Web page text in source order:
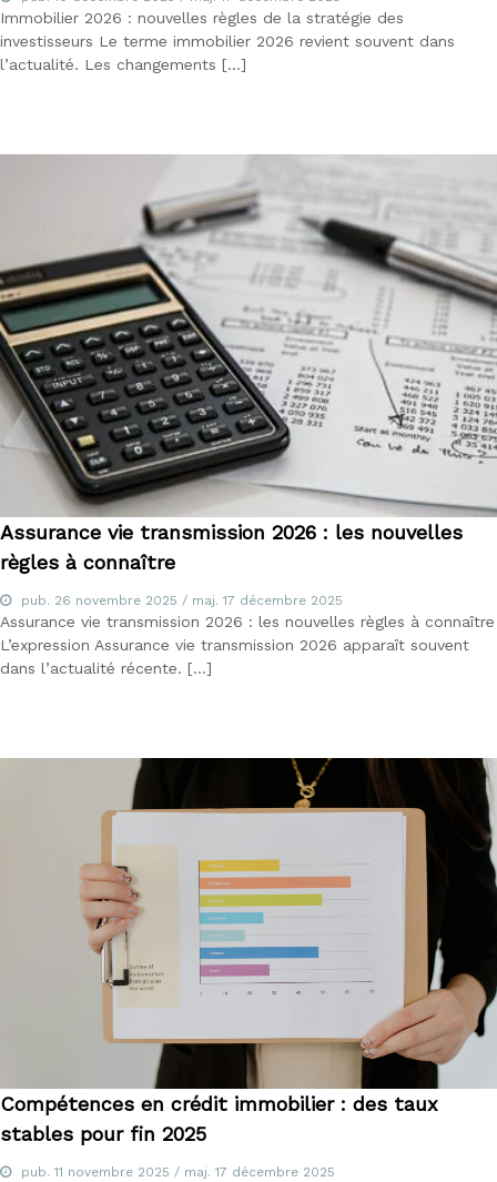
Immobilier 2026 : nouvelles règles de la stratégie des
investisseurs Le terme immobilier 2026 revient souvent dans
l’actualité. Les changements […]
Assurance vie transmission 2026 : les nouvelles
règles à connaître
pub. 26 novembre 2025 / maj. 17 décembre 2025
Assurance vie transmission 2026 : les nouvelles règles à connaître
L’expression Assurance vie transmission 2026 apparaît souvent
dans l’actualité récente. […]
Compétences en crédit immobilier : des taux
stables pour fin 2025
pub. 11 novembre 2025 / maj. 17 décembre 2025